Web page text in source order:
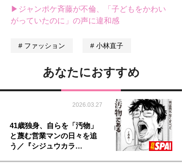
▶ジャンポケ斉藤が不倫、「子どもをかわい
がっていたのに」の声に違和感
ファッション 小林直子
あなたにおすすめ
2026.03.27
41歳独身、自らを「汚物」
と蔑む営業マンの日々を追
う／『シジュウカラ…